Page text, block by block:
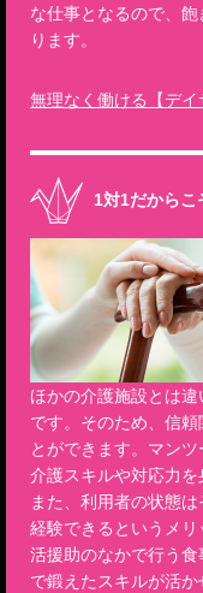
な仕事となるので、
ります。
無理なく働ける【デイ
1対1だからこ
ほかの介護施設とは
です。そのため、信
とができます。マン
介護スキルや対応力を
また、利用者の状態
経験できるというメ
活援助のなかで行う
で鍛えたスキルが活か